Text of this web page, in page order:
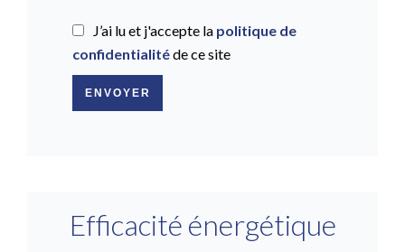
J’ai lu et j'accepte la politique de
confidentialitéde ce site
ENVOYER
Efficacité énergétique